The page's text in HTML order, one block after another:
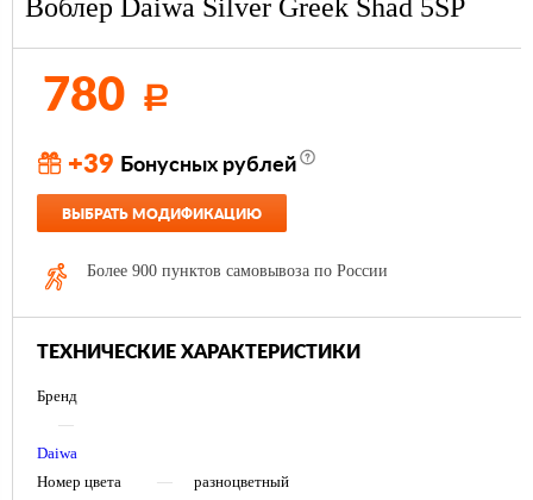
Воблер Daiwa Silver Greek Shad 5SP
780 Р
+39 Бонусных рублей
ВЫБРАТЬ МОДИФИКАЦИЮ
Более 900 пунктов самовывоза по России
ТЕХНИЧЕСКИЕ ХАРАКТЕРИСТИКИ
Бренд
—
Daiwa
Номер цвета
—
разноцветный